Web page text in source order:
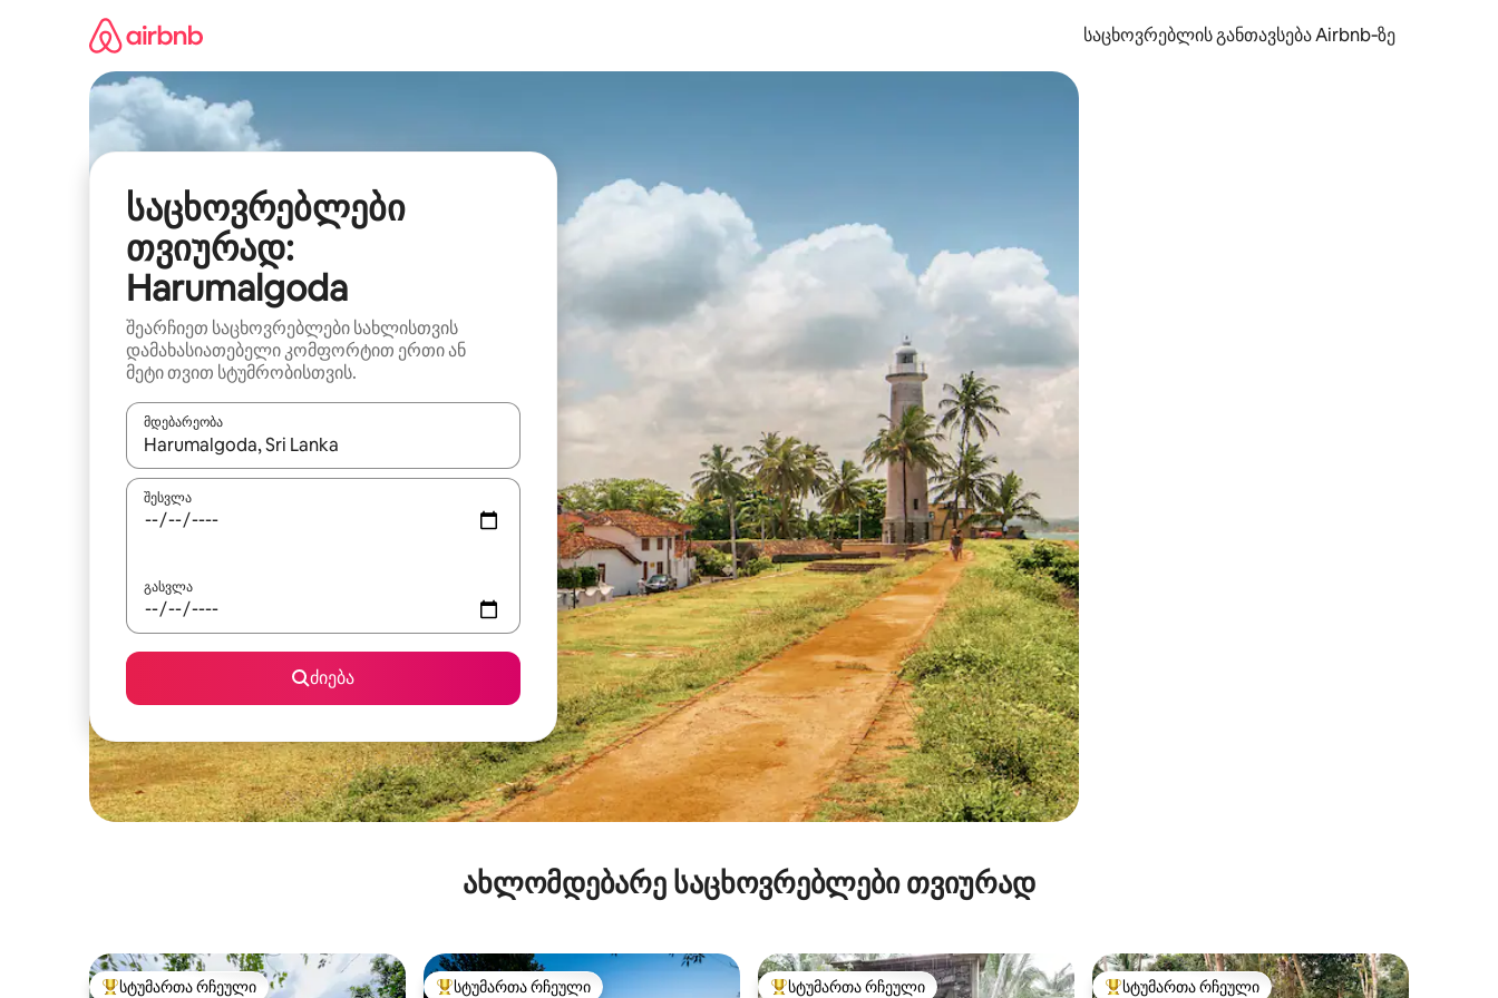
საცხოვრებლის განთავსება Airbnb‑ზე
საცხოვრებლები
თვიურად:
Harumalgoda
შეარჩიეთ საცხოვრებლები სახლისთვის
დამახასიათებელი კომფორტით ერთი ან
მეტი თვით სტუმრობისთვის.
მდებარეობა
როცა შედეგები ხელმისაწვდომი გახდება, ნავიგაციისთვის გამოიყენეთ კლავიშები ზემოთ/ქვემოთ მიმართული ისრებით ან შეხებისა თუ თითის გასმის ჟესტები.
შესვლა
გასვლა
ძიება
ახლომდებარე საცხოვრებლები თვიურად
სტუმართა რჩეული სტუმართა რჩეული სტუმართა რჩეული სტუმართა რჩეული